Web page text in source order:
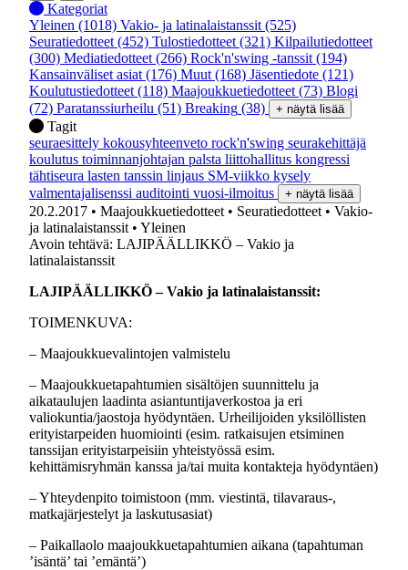
Kategoriat
Yleinen (1018) Vakio- ja latinalaistanssit (525)
Seuratiedotteet (452) Tulostiedotteet (321) Kilpailutiedotteet
(300) Mediatiedotteet (266) Rock'n'swing -tanssit (194)
Kansainväliset asiat (176) Muut (168) Jäsentiedote (121)
Koulutustiedotteet (118) Maajoukkuetiedotteet (73) Blogi
(72) Paratanssiurheilu (51) Breaking (38) + näytä lisää
Tagit
seuraesittely kokousyhteenveto rock'n'swing seurakehittäjä
koulutus toiminnanjohtajan palsta liittohallitus kongressi
tähtiseura lasten tanssin linjaus SM-viikko kysely
valmentajalisenssi auditointi vuosi-ilmoitus + näytä lisää
20.2.2017 • Maajoukkuetiedotteet • Seuratiedotteet • Vakio-
ja latinalaistanssit • Yleinen
Avoin tehtävä: LAJIPÄÄLLIKKÖ – Vakio ja
latinalaistanssit
LAJIPÄÄLLIKKÖ – Vakio ja latinalaistanssit:
TOIMENKUVA:
– Maajoukkuevalintojen valmistelu
– Maajoukkuetapahtumien sisältöjen suunnittelu ja
aikataulujen laadinta asiantuntijaverkostoa ja eri
valiokuntia/jaostoja hyödyntäen. Urheilijoiden yksilöllisten
erityistarpeiden huomiointi (esim. ratkaisujen etsiminen
tanssijan erityistarpeisiin yhteistyössä esim.
kehittämisryhmän kanssa ja/tai muita kontakteja hyödyntäen)
– Yhteydenpito toimistoon (mm. viestintä, tilavaraus-,
matkajärjestelyt ja laskutusasiat)
– Paikallaolo maajoukkuetapahtumien aikana (tapahtuman
’isäntä’ tai ’emäntä’)